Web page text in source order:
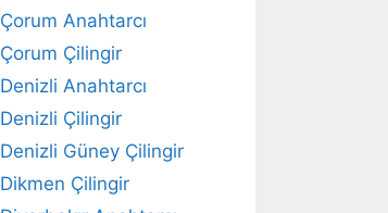
Çorum Anahtarcı
Çorum Çilingir
Denizli Anahtarcı
Denizli Çilingir
Denizli Güney Çilingir
Dikmen Çilingir